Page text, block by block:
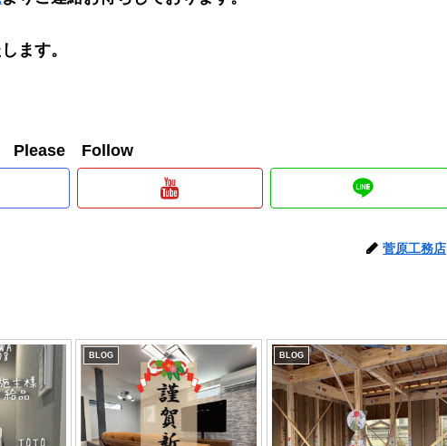
ます。
Please Follow
菅原工務店
BLOG BLOG